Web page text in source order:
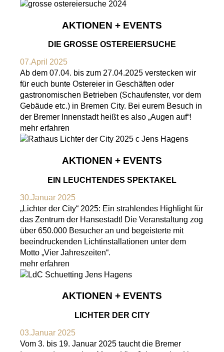
AKTIONEN + EVENTS
DIE GROSSE OSTEREIERSUCHE
07.April 2025
Ab dem 07.04. bis zum 27.04.2025 verstecken wir
für euch bunte Ostereier in Geschäften oder
gastronomischen Betrieben (Schaufenster, vor dem
Gebäude etc.) in Bremen City. Bei eurem Besuch in
der Bremer Innenstadt heißt es also „Augen auf“!
mehr erfahren
AKTIONEN + EVENTS
EIN LEUCHTENDES SPEKTAKEL
30.Januar 2025
„Lichter der City“ 2025: Ein strahlendes Highlight für
das Zentrum der Hansestadt! Die Veranstaltung zog
über 650.000 Besucher an und begeisterte mit
beeindruckenden Lichtinstallationen unter dem
Motto „Vier Jahreszeiten“.
mehr erfahren
AKTIONEN + EVENTS
LICHTER DER CITY
03.Januar 2025
Vom 3. bis 19. Januar 2025 taucht die Bremer